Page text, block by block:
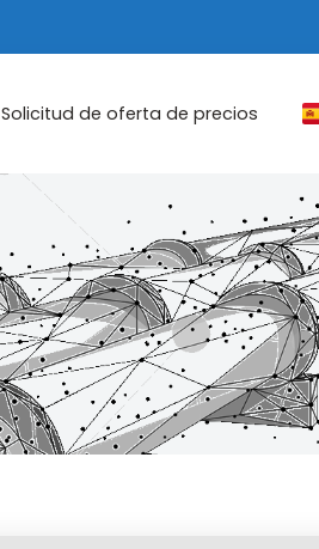
Solicitud de oferta de precios